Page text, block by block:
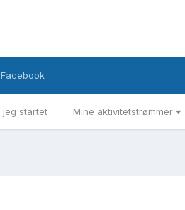
jeg startet Mine aktivitetstrømmer
Facebook